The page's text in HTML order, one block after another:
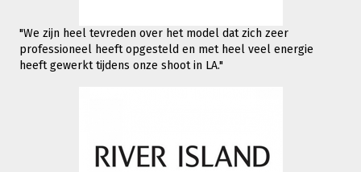
"We zijn heel tevreden over het model dat zich zeer
professioneel heeft opgesteld en met heel veel energie
heeft gewerkt tijdens onze shoot in LA."